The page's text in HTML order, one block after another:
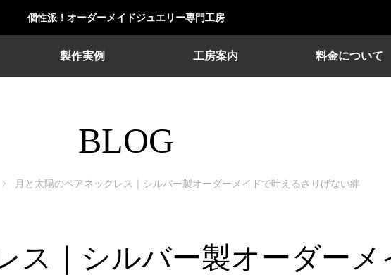
個性派！オーダーメイドジュエリー専門工房
製作実例 工房案内 料金について
BLOG
月と太陽のペアネックレス｜シルバー製オーダーメイドで叶えるさりげない絆
ス｜シルバー製オーダーメ